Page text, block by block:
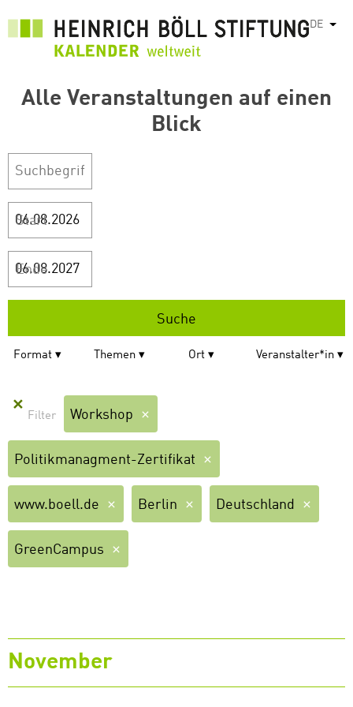
DE
Alle Veranstaltungen auf einen
Blick
Start
Ende
Format Themen Ort Veranstalter*in
✕
Workshop
Politikmanagment-Zertifikat
www.boell.de Berlin Deutschland
GreenCampus
November